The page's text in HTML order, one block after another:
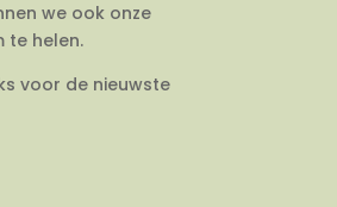
we ook onze
te helen.
voor de nieuwste